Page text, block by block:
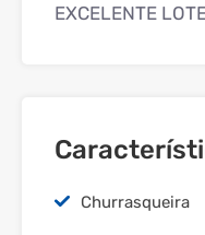
EXCELENTE
Churrasqueira